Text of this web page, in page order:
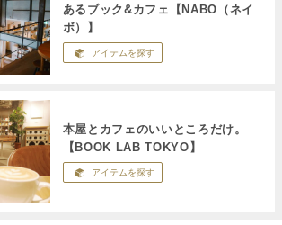
あるブック&カフェ【NABO（ネイ
ボ）】
アイテムを探す
本屋とカフェのいいところだけ。
【BOOK LAB TOKYO】
アイテムを探す